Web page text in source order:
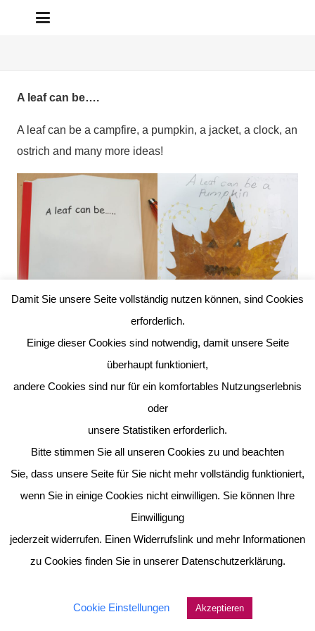
A leaf can be….
A leaf can be a campfire, a pumpkin, a jacket, a clock, an
ostrich and many more ideas!
Damit Sie unsere Seite vollständig nutzen können, sind Cookies
erforderlich.
Einige dieser Cookies sind notwendig, damit unsere Seite
überhaupt funktioniert,
andere Cookies sind nur für ein komfortables Nutzungserlebnis
oder
unsere Statistiken erforderlich.
Bitte stimmen Sie all unseren Cookies zu und beachten
Sie, dass unsere Seite für Sie nicht mehr vollständig funktioniert,
wenn Sie in einige Cookies nicht einwilligen. Sie können Ihre
Einwilligung
jederzeit widerrufen. Einen Widerrufslink und mehr Informationen
zu Cookies finden Sie in unserer Datenschutzerklärung.
Cookie Einstellungen Akzeptieren